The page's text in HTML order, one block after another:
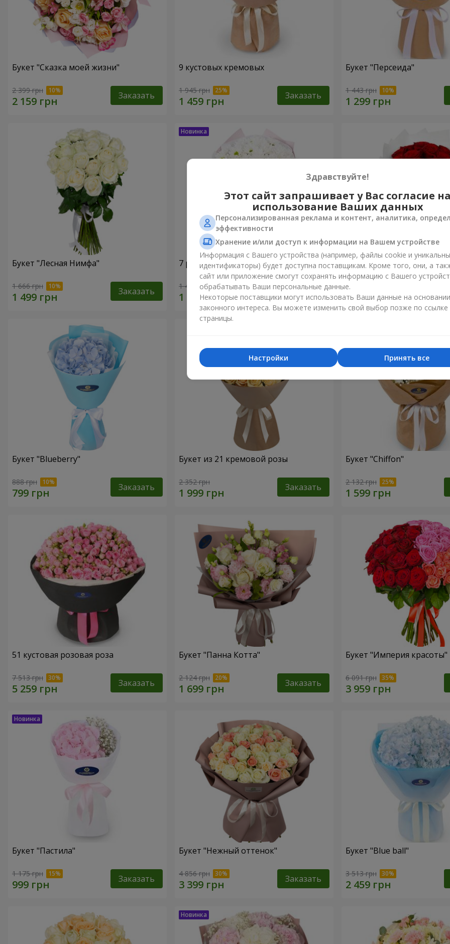
Букет "Сказка моей жизни"
2 399 грн Заказать
9 кустовых кремовых
1 945 грн Заказать
Букет "Персеида"
1 443 грн
Букет "Лесная Нимфа"
1 666 грн Заказать
7 ромашковых хризантем
1 481 грн Заказать
Монобукет из 11 красных
1 624 грн
Букет "Blueberry"
888 грн Заказать
Букет из 21 кремовой розы
2 352 грн Заказать
Букет "Chiffon"
2 132 грн
51 кустовая розовая роза
7 513 грн Заказать
Букет "Панна Котта"
2 124 грн Заказать
Букет "Империя красоты"
6 091 грн
Букет "Пастила"
1 175 грн Заказать
Букет "Нежный оттенок"
4 856 грн Заказать
Букет "Blue ball"
3 513 грн
Здравствуйте!
Этот сайт запрашивает у Вас согласие на
использование Ваших данных
Персонализированная реклама и контент, аналитика,
эффективности
Хранение и/или доступ к информации на Вашем устройстве
Информация с Вашего устройства (например, файлы cookie и
идентификаторы) будет доступна поставщикам. Кроме того, они, а
сайт или приложение смогут сохранять информацию с Вашего
обрабатывать Ваши персональные данные.
Некоторые поставщики могут использовать Ваши данные на основании
законного интереса. Вы можете изменить свой выбор позже по ссылке
страницы.
Принять все
Настройки